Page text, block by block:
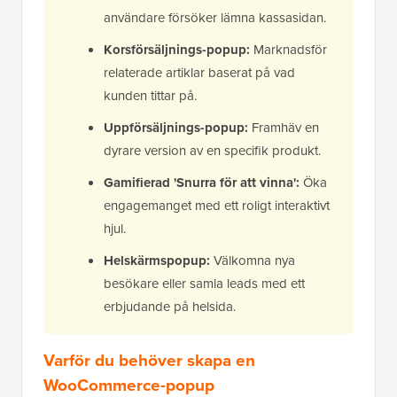
användare försöker lämna kassasidan.
Korsförsäljnings-popup: Marknadsför
relaterade artiklar baserat på vad
kunden tittar på.
Uppförsäljnings-popup: Framhäv en
dyrare version av en specifik produkt.
Gamifierad 'Snurra för att vinna': Öka
engagemanget med ett roligt interaktivt
hjul.
Helskärmspopup: Välkomna nya
besökare eller samla leads med ett
erbjudande på helsida.
Varför du behöver skapa en
WooCommerce-popup